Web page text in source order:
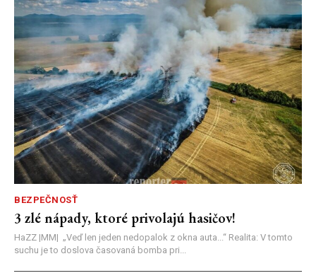
BEZPEČNOSŤ
3 zlé nápady, ktoré privolajú hasičov!
HaZZ |MM| ​„Veď len jeden nedopalok z okna auta...“ ​Realita: V tomto
suchu je to doslova časovaná bomba pri...